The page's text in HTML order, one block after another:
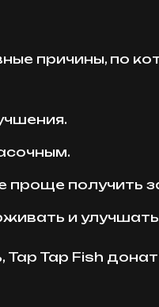
причины, по
проще получить
и улучшать
Tap Fish